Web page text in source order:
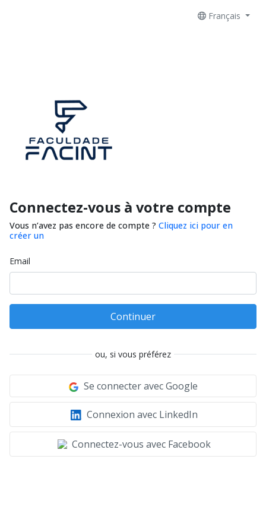
Français
Connectez-vous à votre compte
Vous n’avez pas encore de compte ? Cliquez ici pour en
créer un
Email
Continuer
ou, si vous préférez
Se connecter avec Google
Connexion avec LinkedIn
Connectez-vous avec Facebook